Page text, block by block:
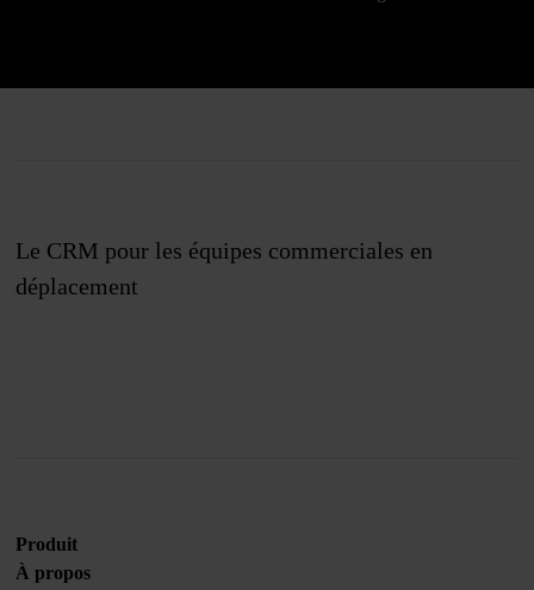
Le CRM pour les équipes commerciales en
déplacement
Produit
À propos